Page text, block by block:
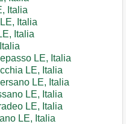
Italia
Italia
Italia
LE, Italia
LE, Italia
LE, Italia
LE, Italia
LE, Italia
LE, Italia